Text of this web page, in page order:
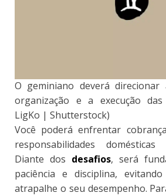
O geminiano deverá
organização e a execução
LigKo | Shutterstock)
Você poderá enfrentar
responsabilidades
Diante dos desafios, será
paciência e disciplina,
atrapalhe o seu desempenho.